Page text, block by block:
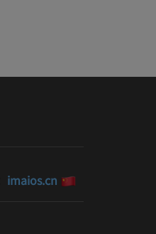
imaios.cn